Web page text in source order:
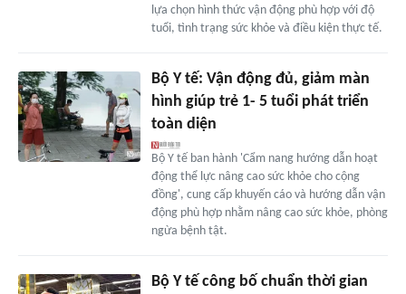
lựa chọn hình thức vận động phù hợp với độ
tuổi, tình trạng sức khỏe và điều kiện thực tế.
Bộ Y tế: Vận động đủ, giảm màn
hình giúp trẻ 1- 5 tuổi phát triển
toàn diện
Bộ Y tế ban hành 'Cẩm nang hướng dẫn hoạt
động thể lực nâng cao sức khỏe cho cộng
đồng', cung cấp khuyến cáo và hướng dẫn vận
động phù hợp nhằm nâng cao sức khỏe, phòng
ngừa bệnh tật.
Bộ Y tế công bố chuẩn thời gian